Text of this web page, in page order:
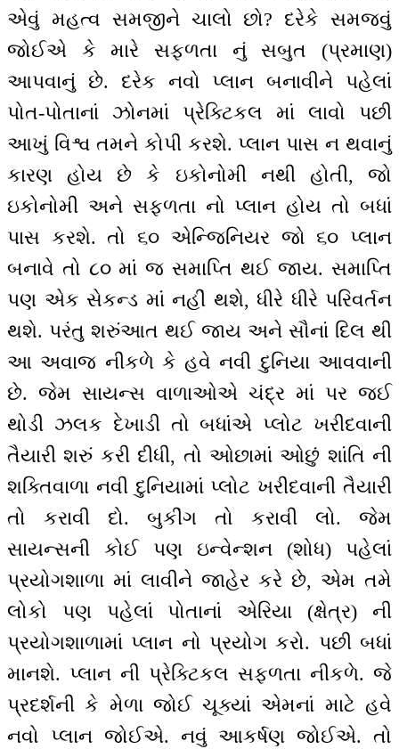
એવું મહત્વ સમજીને ચાલો છો? દરેકે સમજવું
જોઈએ કે મારે સફળતા નું સબુત (પ્રમાણ)
આપવાનું છે. દરેક નવો પ્લાન બનાવીને પહેલાં
પોત-પોતાનાં ઝોનમાં પ્રેક્ટિકલ માં લાવો પછી
આખું વિશ્વ તમને કોપી કરશે. પ્લાન પાસ ન થવાનું
કારણ હોય છે કે ઇકોનોમી નથી હોતી, જો
ઇકોનોમી અને સફળતા નો પ્લાન હોય તો બધાં
પાસ કરશે. તો ૬૦ એન્જિનિયર જો ૬૦ પ્લાન
બનાવે તો ૮૦ માં જ સમાપ્તિ થઈ જાય. સમાપ્તિ
પણ એક સેકન્ડ માં નહીં થશે, ધીરે ધીરે પરિવર્તન
થશે. પરંતુ શરુંઆત થઈ જાય અને સૌનાં દિલ થી
આ અવાજ નીકળે કે હવે નવી દુનિયા આવવાની
છે. જેમ સાયન્સ વાળાઓએ ચંદ્ર માં પર જઈ
થોડી ઝલક દેખાડી તો બધાંએ પ્લોટ ખરીદવાની
તૈયારી શરું કરી દીધી, તો ઓછામાં ઓછું શાંતિ ની
શક્તિવાળા નવી દુનિયામાં પ્લોટ ખરીદવાની તૈયારી
તો કરાવી દો. બુકીંગ તો કરાવી લો. જેમ
સાયન્સની કોઈ પણ ઇન્વેન્શન (શોધ) પહેલાં
પ્રયોગશાળા માં લાવીને જાહેર કરે છે, એમ તમે
લોકો પણ પહેલાં પોતાનાં એરિયા (ક્ષેત્ર) ની
પ્રયોગશાળામાં પ્લાન નો પ્રયોગ કરો. પછી બધાં
માનશે. પ્લાન ની પ્રેક્ટિકલ સફળતા નીકળે. જે
પ્રદર્શની કે મેળા જોઈ ચૂક્યાં એમનાં માટે હવે
નવો પ્લાન જોઈએ. નવું આકર્ષણ જોઈએ. તો